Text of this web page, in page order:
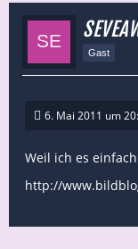
Gast
6. Mai 2011 um
Weil ich es
http://